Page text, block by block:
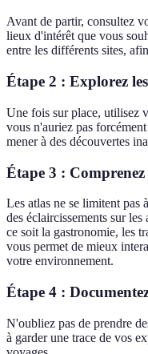
Avant de partir, consultez
lieux d'intérêt que vous
entre les différents sites,
Étape 2 : Explorez
Une fois sur place, utilisez
vous n'auriez pas
mener à des découvertes
Étape 3 :
Les atlas ne se limitent pas
des éclaircissements sur
ce soit la gastronomie, les
vous permet de mieux
votre environnement.
Étape 4 :
N'oubliez pas de prendre
à garder une trace de vos